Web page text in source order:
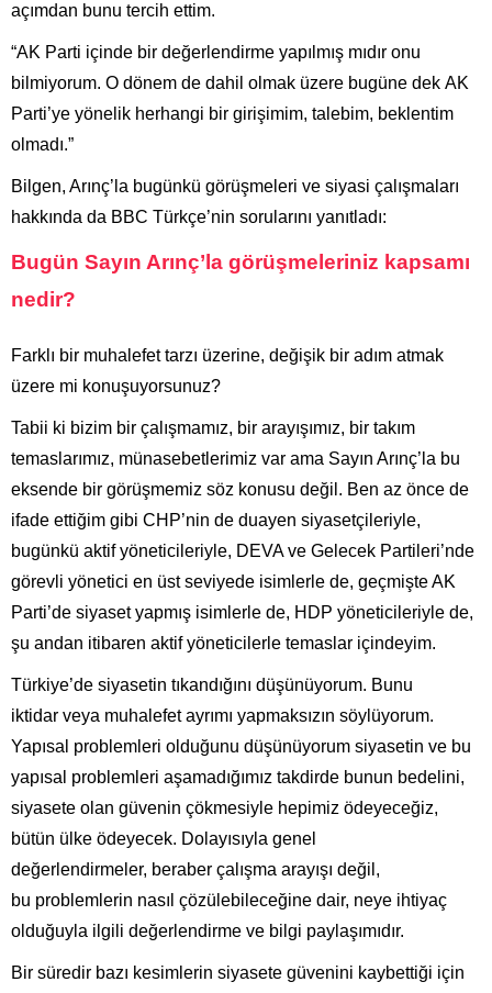
açımdan bunu tercih ettim.
“AK Parti içinde bir değerlendirme yapılmış mıdır onu
bilmiyorum. O dönem de dahil olmak üzere bugüne dek AK
Parti’ye yönelik herhangi bir girişimim, talebim, beklentim
olmadı.”
Bilgen, Arınç’la bugünkü görüşmeleri ve siyasi çalışmaları
hakkında da BBC Türkçe’nin sorularını yanıtladı:
Bugün Sayın Arınç’la görüşmeleriniz kapsamı
nedir?
Farklı bir muhalefet tarzı üzerine, değişik bir adım atmak
üzere mi konuşuyorsunuz?
Tabii ki bizim bir çalışmamız, bir arayışımız, bir takım
temaslarımız, münasebetlerimiz var ama Sayın Arınç’la bu
eksende bir görüşmemiz söz konusu değil. Ben az önce de
ifade ettiğim gibi CHP’nin de duayen siyasetçileriyle,
bugünkü aktif yöneticileriyle, DEVA ve Gelecek Partileri’nde
görevli yönetici en üst seviyede isimlerle de, geçmişte AK
Parti’de siyaset yapmış isimlerle de, HDP yöneticileriyle de,
şu andan itibaren aktif yöneticilerle temaslar içindeyim.
Türkiye’de siyasetin tıkandığını düşünüyorum. Bunu
iktidar veya muhalefet ayrımı yapmaksızın söylüyorum.
Yapısal problemleri olduğunu düşünüyorum siyasetin ve bu
yapısal problemleri aşamadığımız takdirde bunun bedelini,
siyasete olan güvenin çökmesiyle hepimiz ödeyeceğiz,
bütün ülke ödeyecek. Dolayısıyla genel
değerlendirmeler, beraber çalışma arayışı değil,
bu problemlerin nasıl çözülebileceğine dair, neye ihtiyaç
olduğuyla ilgili değerlendirme ve bilgi paylaşımıdır.
Bir süredir bazı kesimlerin siyasete güvenini kaybettiği için